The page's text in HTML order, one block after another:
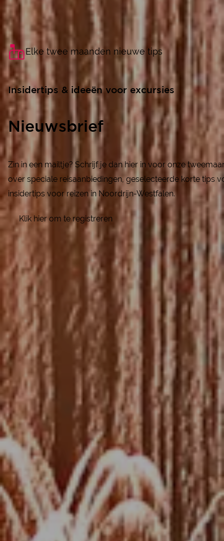
Elke twee maanden nieuwe tips
Insidertips & ideeën voor excursies
Nieuwsbrief
Zin in een mailtje? Schrijf je dan hier in voor onze
over speciale reisaanbiedingen, geselecteerde korte tips
insidertips voor reizen in Noordrijn-Westfalen.
Klik hier om te registreren